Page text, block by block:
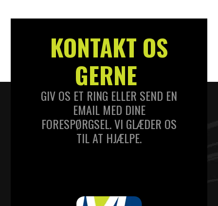
KONTAKT OS
GERNE
GIV OS ET RING ELLER SEND EN
EMAIL MED DINE
FORESPØRGSEL. VI GLÆDER OS
TIL AT HJÆLPE.